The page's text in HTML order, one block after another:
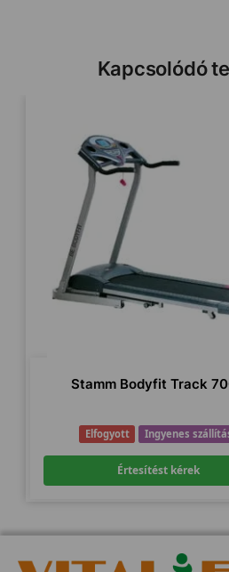
Kapcsolódó
Stamm Bodyfit Track
Elfogyott Ingyenes
Értesítést kérek